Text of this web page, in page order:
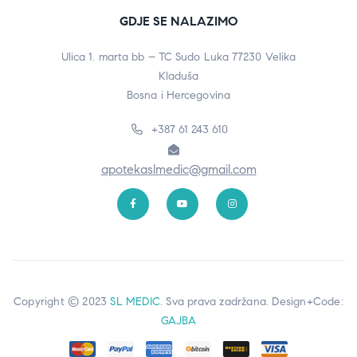
GDJE SE NALAZIMO
Ulica 1. marta bb – TC Sudo Luka 77230 Velika
Kladuša
Bosna i Hercegovina
+387 61 243 610
apotekaslmedic@gmail.com
Copyright © 2023SL MEDIC. Sva prava zadržana. Design+Code:
GAJBA